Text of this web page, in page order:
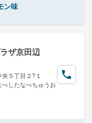
ン味
ザ京田辺
５丁目２?１
したなべちゅうお